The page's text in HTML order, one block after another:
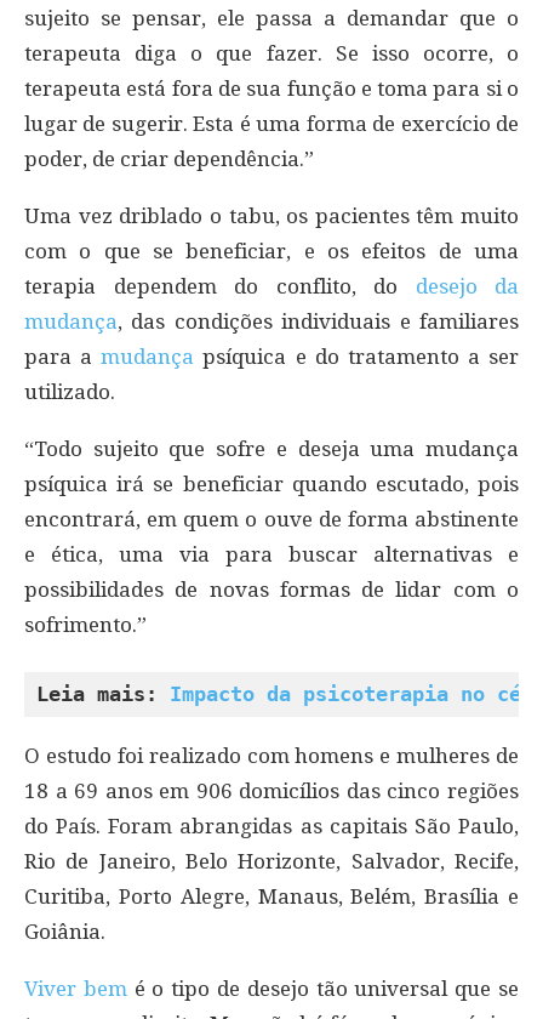
sujeito se pensar, ele passa a demandar que o
terapeuta diga o que fazer. Se isso ocorre, o
terapeuta está fora de sua função e toma para si o
lugar de sugerir. Esta é uma forma de exercício de
poder, de criar dependência.”
Uma vez driblado o tabu, os pacientes têm muito
com o que se beneficiar, e os efeitos de uma
terapia dependem do conflito, do desejo da
mudança, das condições individuais e familiares
para amudança psíquica e do tratamento a ser
utilizado.
“Todo sujeito que sofre e deseja uma mudança
psíquica irá se beneficiar quando escutado, pois
encontrará, em quem o ouve de forma abstinente
e ética, uma via para buscar alternativas e
possibilidades de novas formas de lidar com o
sofrimento.”
Leia mais: Impacto da psicoterapia no
O estudo foi realizado com homens e mulheres de
18 a 69 anos em 906 domicílios das cinco regiões
do País. Foram abrangidas as capitais São Paulo,
Rio de Janeiro, Belo Horizonte, Salvador, Recife,
Curitiba, Porto Alegre, Manaus, Belém, Brasília e
Goiânia.
Viver bem é o tipo de desejo tão universal que se